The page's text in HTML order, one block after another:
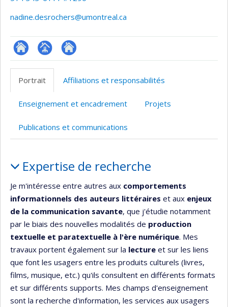
nadine.desrochers@umontreal.ca
ResearchGate
Page
professionnelle
(faculté,département,école)
Autre
site
Portrait Affiliations et responsabilités
Enseignement et encadrement Projets
Publications et communications
Expertise de recherche
Je m'intéresse entre autres aux comportements
informationnels des auteurs littéraires et aux enjeux
de la communication savante, que j'étudie notamment
par le biais des nouvelles modalités de production
textuelle et paratextuelle à l'ère numérique. Mes
travaux portent également sur la lecture et sur les liens
que font les usagers entre les produits culturels (livres,
films, musique, etc.) qu'ils consultent en différents formats
et sur différents supports. Mes champs d'enseignement
sont la recherche d'information, les services aux usagers